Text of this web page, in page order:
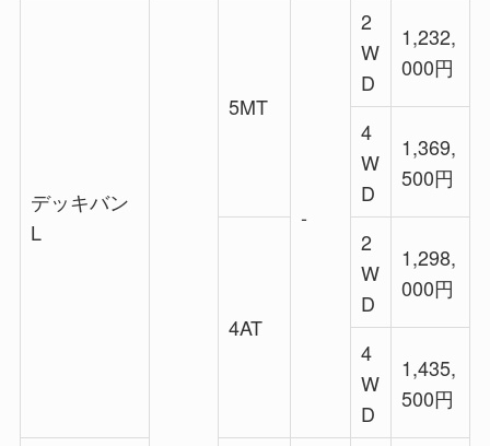
デッキバン
L
5MT
‐
2
W
D
1,232,
000円
4
W
D
1,369,
500円
4AT
2
W
D
1,298,
000円
4
W
D
1,435,
500円